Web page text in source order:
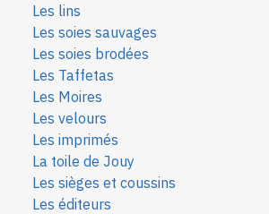
Les lins
Les soies sauvages
Les soies brodées
Les Taffetas
Les Moires
Les velours
Les imprimés
La toile de Jouy
Les sièges et coussins
Les éditeurs